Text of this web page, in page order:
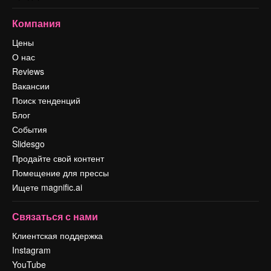
Компания
Цены
О нас
Reviews
Вакансии
Поиск тенденций
Блог
События
Slidesgo
Продайте свой контент
Помещение для прессы
Ищете magnific.ai
Связаться с нами
Клиентская поддержка
Instagram
YouTube